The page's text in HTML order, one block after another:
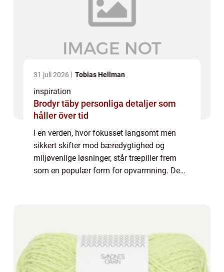
31 juli 2026 Tobias Hellman
inspiration
Brodyr täby personliga detaljer som
håller över tid
I en verden, hvor fokusset langsomt men
sikkert skifter mod bæredygtighed og
miljøvenlige løsninger, står træpiller frem
som en populær form for opvarmning. De